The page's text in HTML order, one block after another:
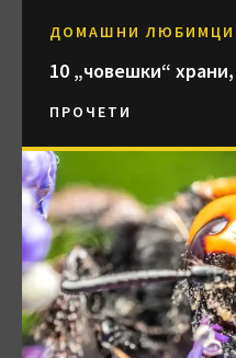
ДОМАШНИ ЛЮБИМЦИ
10 „човешки“
ПРОЧЕТИ